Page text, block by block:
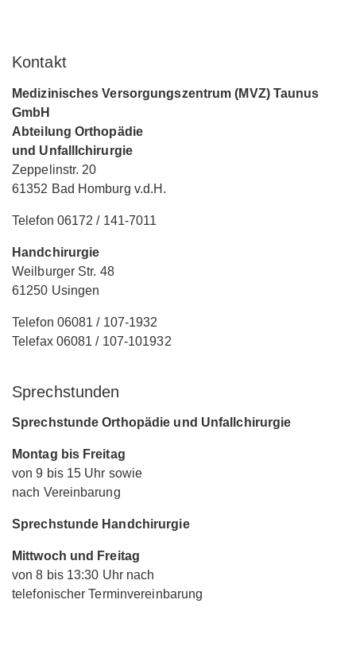
Kontakt
Medizinisches Versorgungszentrum (MVZ) Taunus
GmbH
Abteilung Orthopädie
und Unfalllchirurgie
Zeppelinstr. 20
61352 Bad Homburg v.d.H.
Telefon 06172 / 141-7011
Handchirurgie
Weilburger Str. 48
61250 Usingen
Telefon 06081 / 107-1932
Telefax 06081 / 107-101932
Sprechstunden
Sprechstunde Orthopädie und Unfallchirurgie
Montag bis Freitag
von 9 bis 15 Uhr sowie
nach Vereinbarung
Sprechstunde Handchirurgie
Mittwoch und Freitag
von 8 bis 13:30 Uhr nach
telefonischer Terminvereinbarung